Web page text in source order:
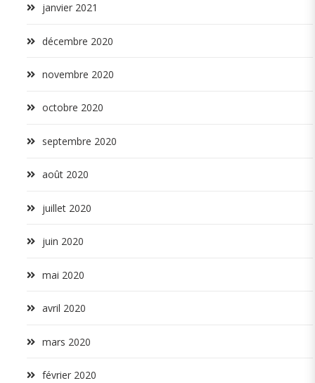
janvier 2021
décembre 2020
novembre 2020
octobre 2020
septembre 2020
août 2020
juillet 2020
juin 2020
mai 2020
avril 2020
mars 2020
février 2020